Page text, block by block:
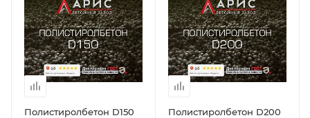
Полистиролбетон D150 Полистиролбетон D200